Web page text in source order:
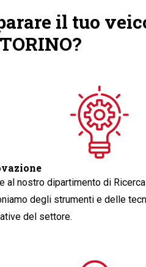
il tuo
al nostro dipartimento di
degli strumenti e delle
del settore.